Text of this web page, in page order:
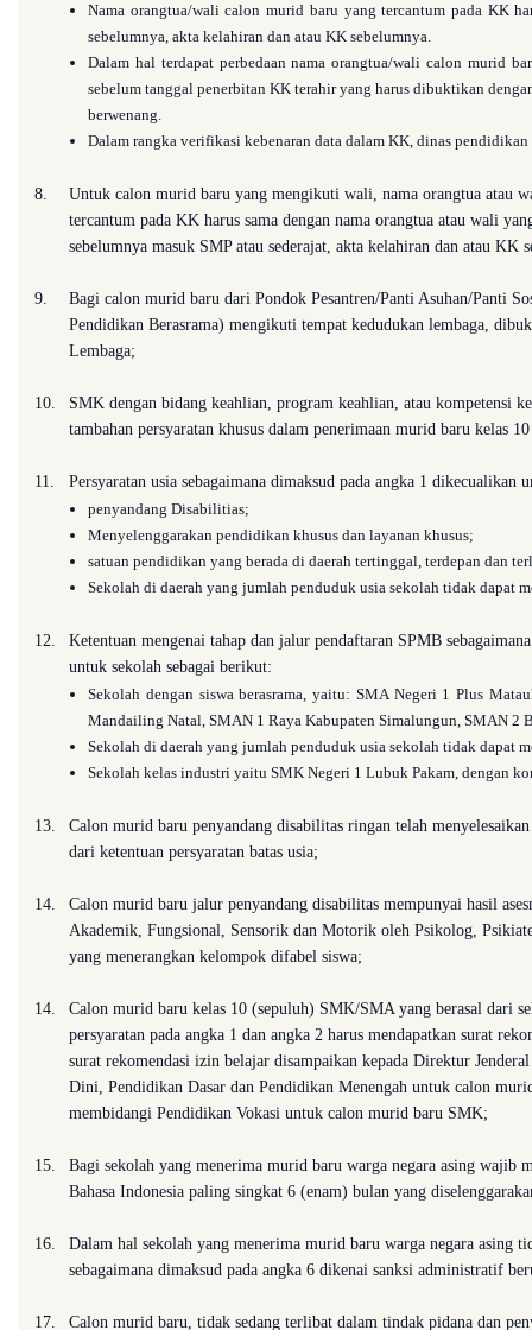
Nama orangtua/wali calon murid baru yang tercantum pada KK
sebelumnya, akta kelahiran dan atau KK sebelumnya.
Dalam hal terdapat perbedaan nama orangtua/wali calon murid
sebelum tanggal penerbitan KK terahir yang harus dibuktikan
berwenang.
Dalam rangka verifikasi kebenaran data dalam KK, dinas
8.
Untuk calon murid baru yang mengikuti wali, nama orangtua atau
tercantum pada KK harus sama dengan nama orangtua atau wali
sebelumnya masuk SMP atau sederajat, akta kelahiran dan atau KK
9.
Bagi calon murid baru dari Pondok Pesantren/Panti Asuhan/Panti
Pendidikan Berasrama) mengikuti tempat kedudukan lembaga,
Lembaga;
10.
SMK dengan bidang keahlian, program keahlian, atau kompetensi
tambahan persyaratan khusus dalam penerimaan murid baru kelas
11.
Persyaratan usia sebagaimana dimaksud pada angka 1 dikecualikan
penyandang Disabilitias;
Menyelenggarakan pendidikan khusus dan layanan khusus;
satuan pendidikan yang berada di daerah tertinggal, terdepan dan
Sekolah di daerah yang jumlah penduduk usia sekolah tidak dapat
12.
Ketentuan mengenai tahap dan jalur pendaftaran SPMB
untuk sekolah sebagai berikut:
Sekolah dengan siswa berasrama, yaitu: SMA Negeri 1 Plus
Mandailing Natal, SMAN 1 Raya Kabupaten Simalungun, SMAN 2
Sekolah di daerah yang jumlah penduduk usia sekolah tidak dapat
Sekolah kelas industri yaitu SMK Negeri 1 Lubuk Pakam, dengan
13.
Calon murid baru penyandang disabilitas ringan telah
dari ketentuan persyaratan batas usia;
14.
Calon murid baru jalur penyandang disabilitas mempunyai hasil
Akademik, Fungsional, Sensorik dan Motorik oleh Psikolog,
yang menerangkan kelompok difabel siswa;
14.
Calon murid baru kelas 10 (sepuluh) SMK/SMA yang berasal dari
persyaratan pada angka 1 dan angka 2 harus mendapatkan surat
surat rekomendasi izin belajar disampaikan kepada Direktur
Dini, Pendidikan Dasar dan Pendidikan Menengah untuk calon
membidangi Pendidikan Vokasi untuk calon murid baru SMK;
15.
Bagi sekolah yang menerima murid baru warga negara asing wajib
Bahasa Indonesia paling singkat 6 (enam) bulan yang
16.
Dalam hal sekolah yang menerima murid baru warga negara asing
sebagaimana dimaksud pada angka 6 dikenai sanksi administratif
17. Calon murid baru, tidak sedang terlibat dalam tindak pidana dan